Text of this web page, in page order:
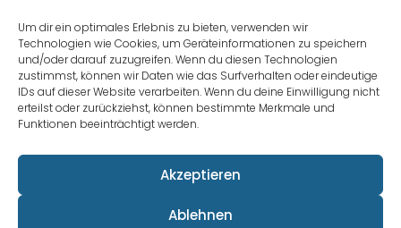
Um dir ein optimales Erlebnis zu bieten, verwenden wir
Technologien wie Cookies, um Geräteinformationen zu speichern
und/oder darauf zuzugreifen. Wenn du diesen Technologien
zustimmst, können wir Daten wie das Surfverhalten oder eindeutige
IDs auf dieser Website verarbeiten. Wenn du deine Einwilligung nicht
erteilst oder zurückziehst, können bestimmte Merkmale und
Funktionen beeinträchtigt werden.
Akzeptieren
Ablehnen
KONTAKT & ABLAUF
IMPRESSUM
DATENSCHUTZ
© 2026 Praxis Wilhelm.